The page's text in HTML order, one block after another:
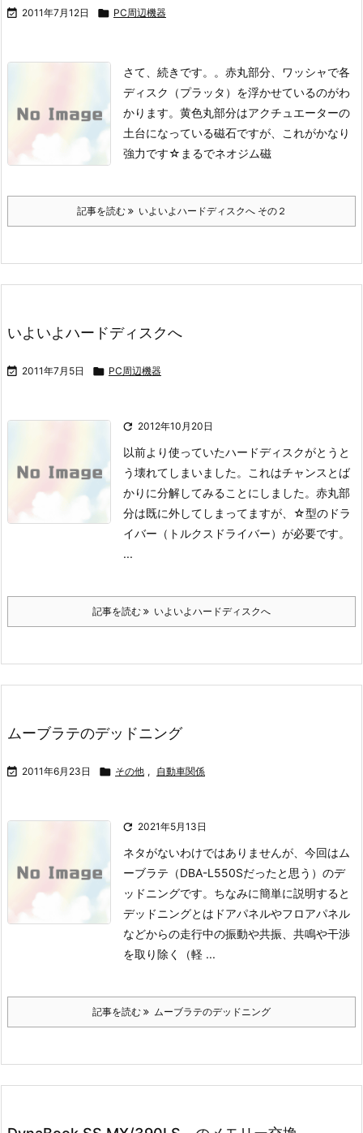
 2011年7月12日  PC周辺機器
さて、続きです。。 赤丸部分、ワッシャで各
ディスク（プラッタ）を浮かせているのがわ
かります。 黄色丸部分はアクチュエーターの
土台になっている磁石ですが、これがかなり
強力です☆まるでネオジム磁
記事を読む いよいよハードディスクへ その２
いよいよハードディスクへ
 2011年7月5日  PC周辺機器
 2012年10月20日
以前より使っていたハードディスクがとうと
う壊れてしまいました。
これはチャンスとば
かりに分解してみることにしました。 赤丸部
分は既に外してしまってますが、☆型のドラ
イバー（トルクスドライバー）が必要です。
...
記事を読む いよいよハードディスクへ
ムーブラテのデッドニング
 2011年6月23日  その他 , 自動車関係
 2021年5月13日
ネタがないわけではありませんが、今回はム
ーブラテ（DBA-L550Sだったと思う）のデ
ッドニングです。 ちなみに簡単に説明すると
デッドニングとはドアパネルやフロアパネル
などからの走行中の振動や共振、共鳴や干渉
を取り除く（軽 ...
記事を読む ムーブラテのデッドニング